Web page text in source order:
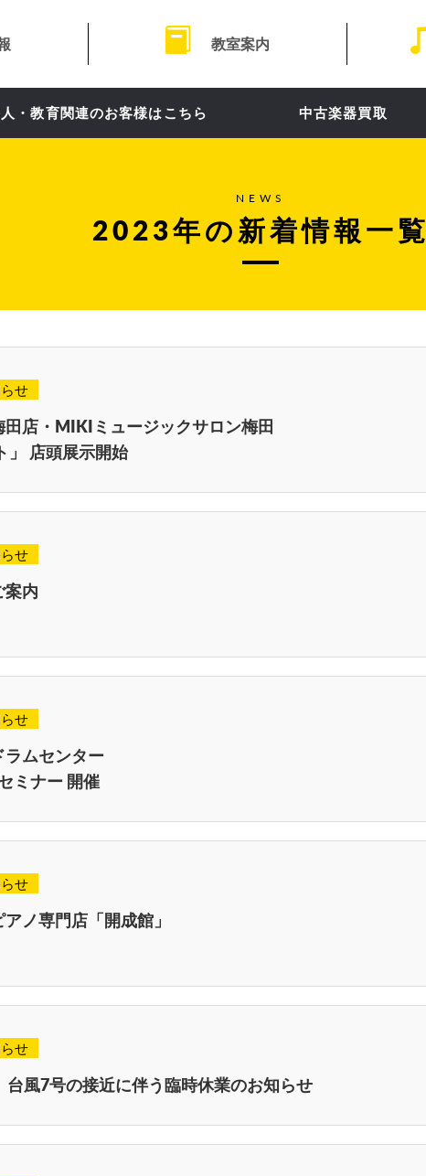
教室案内
・教育関連のお客様はこちら 中古楽器買取
NEWS
2023年の新着情報一覧
せ
田店・MIKIミュージックサロン梅田
」 店頭展示開始
せ
案内
せ
ラムセンター
ミナー 開催
せ
ノ専門店「開成館」
せ
台風7号の接近に伴う臨時休業のお知らせ